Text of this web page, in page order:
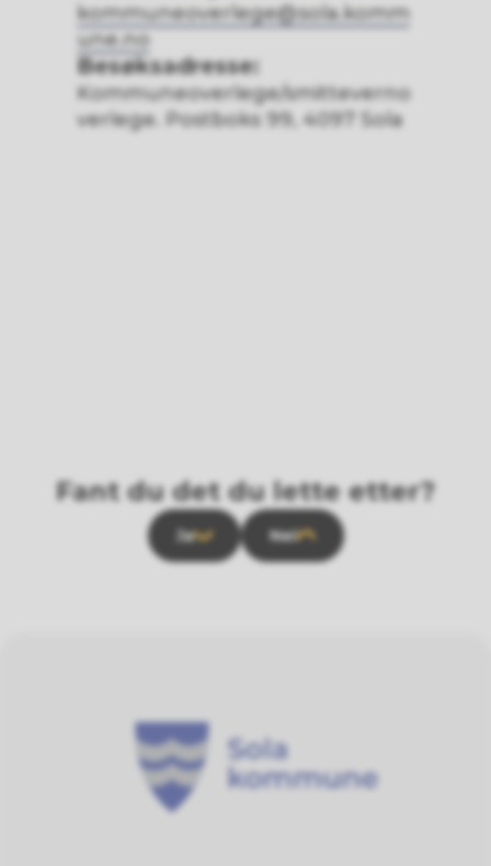
kommuneoverlege@sola.komm
une.no
Besøksadresse:
Kommuneoverlege/smitteverno
verlege. Postboks 99, 4097 Sola
Fant du det du lette etter?
Ja Nei